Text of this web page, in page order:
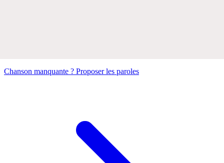
Chanson manquante ? Proposer les paroles